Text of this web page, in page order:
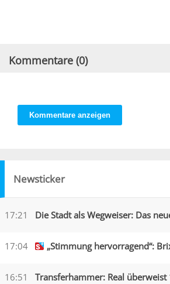
Kommentare (0)
Kommentare anzeigen
Newsticker
17:21 Die Stadt als Wegweiser: Das
17:04 „Stimmung hervorragend“: Brixen
16:51 Transferhammer: Real